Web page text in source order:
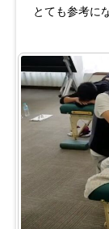
とても参考に